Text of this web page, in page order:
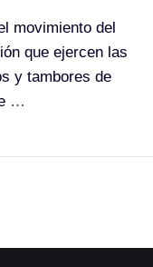
movimiento del
que ejercen las
y tambores de
…